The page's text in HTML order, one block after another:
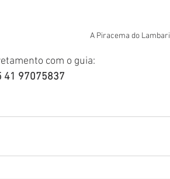
A Piracema do Lambari
com o guia:
41 97075837